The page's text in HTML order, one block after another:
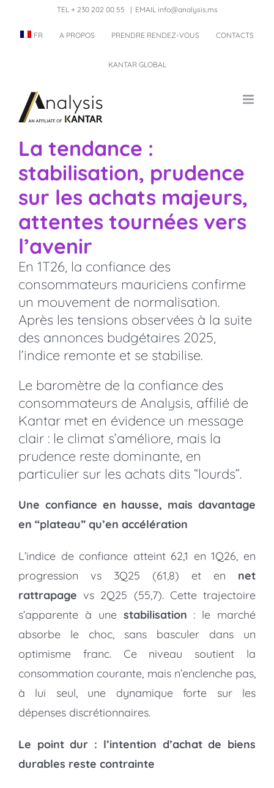
TEL + 230 202 00 55 | EMAIL info@analysis.ms
FR A PROPOS PRENDRE RENDEZ-VOUS CONTACTS
KANTAR GLOBAL
La tendance :
stabilisation, prudence
sur les achats majeurs,
attentes tournées vers
l’avenir
En 1T26, la confiance des
consommateurs mauriciens confirme
un mouvement de normalisation.
Après les tensions observées à la suite
des annonces budgétaires 2025,
l’indice remonte et se stabilise.
Le baromètre de la confiance des
consommateurs de Analysis, affilié de
Kantar met en évidence un message
clair : le climat s’améliore, mais la
prudence reste dominante, en
particulier sur les achats dits “lourds”.
Une confiance en hausse, mais davantage
en “plateau” qu’en accélération
L’indice de confiance atteint 62,1 en 1Q26, en
progression vs 3Q25 (61,8) et en net
rattrapage vs 2Q25 (55,7). Cette trajectoire
s’apparente à une stabilisation : le marché
absorbe le choc, sans basculer dans un
optimisme franc. Ce niveau soutient la
consommation courante, mais n’enclenche pas,
à lui seul, une dynamique forte sur les
dépenses discrétionnaires.
Le point dur : l’intention d’achat de biens
durables reste contrainte